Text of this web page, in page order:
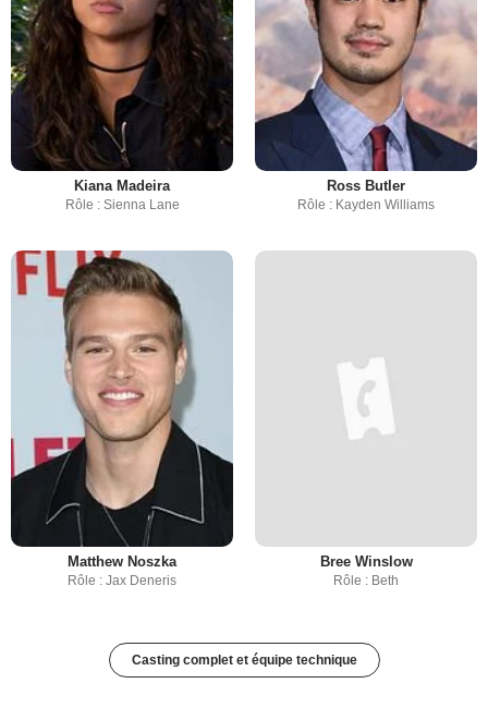
Kiana Madeira
Rôle : Sienna Lane
Ross Butler
Rôle : Kayden Williams
Matthew Noszka
Rôle : Jax Deneris
Bree Winslow
Rôle : Beth
Casting complet et équipe technique